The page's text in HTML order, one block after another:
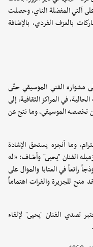
آلتي المفضلة الناي، وحصلت
بالعزف الفردي، بالإضافة
مشواره الفني الموسيقي حتّى
في المراكز الثقافية، إلى
تخصصه الموسيقي، وما نتج عن
وما أنجزه يستحق الإشادة
الفنان "يحيى" وأضاف: «له
في العتابا والموال على
للجزيرة والفرات اهتماماً
تصدي الفنان "يحيى" لإلقاء